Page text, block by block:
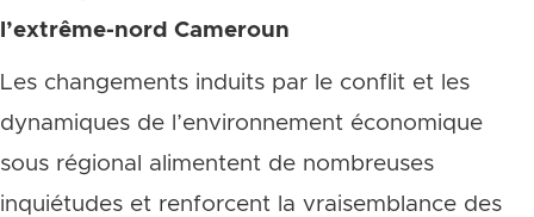
l’extrême-nord Cameroun
Les changements induits par le conflit et les
dynamiques de l’environnement économique
sous régional alimentent de nombreuses
inquiétudes et renforcent la vraisemblance des